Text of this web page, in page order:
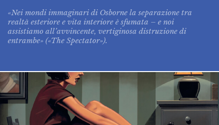
«Nei mondi immaginari di Osborne la separazione tra
realtà esteriore e vita interiore è sfumata – e noi
assistiamo all’avvincente, vertiginosa distruzione di
entrambe» («The Spectator»).